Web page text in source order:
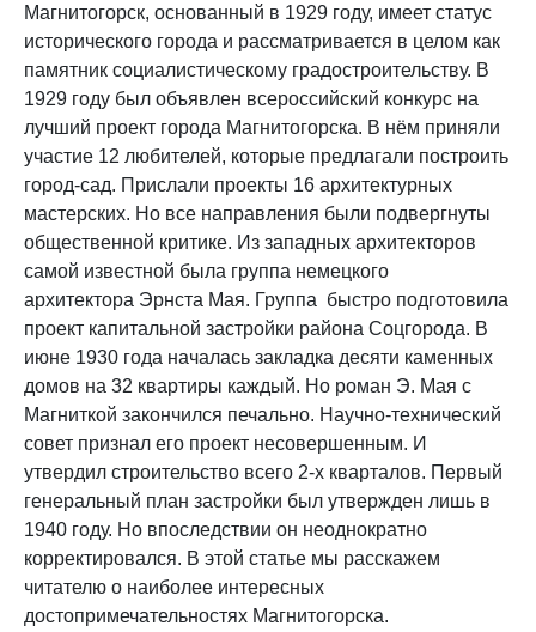
Магнитогорск, основанный в 1929 году, имеет статус
исторического города и рассматривается в целом как
памятник социалистическому градостроительству. В
1929 году был объявлен всероссийский конкурс на
лучший проект города Магнитогорска. В нём приняли
участие 12 любителей, которые предлагали построить
город-сад. Прислали проекты 16 архитектурных
мастерских. Но все направления были подвергнуты
общественной критике. Из западных архитекторов
самой известной была группа немецкого
архитектора Эрнста Мая. Группа быстро подготовила
проект капитальной застройки района Соцгорода. В
июне 1930 года началась закладка десяти каменных
домов на 32 квартиры каждый. Но роман Э. Мая с
Магниткой закончился печально. Научно-технический
совет признал его проект несовершенным. И
утвердил строительство всего 2-х кварталов. Первый
генеральный план застройки был утвержден лишь в
1940 году. Но впоследствии он неоднократно
корректировался. В этой статье мы расскажем
читателю о наиболее интересных
достопримечательностях Магнитогорска.